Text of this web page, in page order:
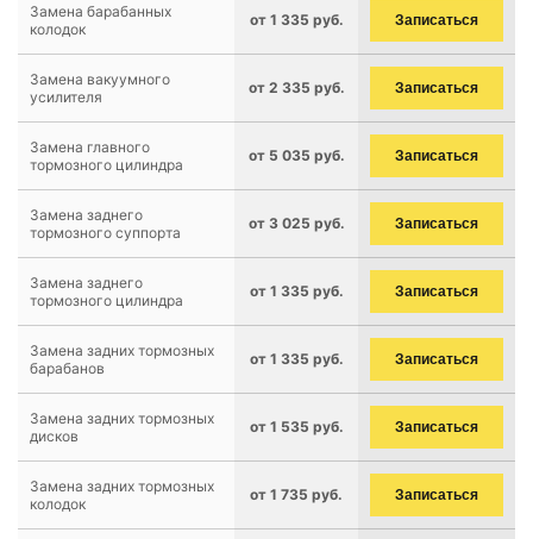
Замена барабанных
колодок
от 1 335 руб. Записаться
Замена вакуумного
усилителя
от 2 335 руб. Записаться
Замена главного
тормозного цилиндра
от 5 035 руб. Записаться
Замена заднего
тормозного суппорта
от 3 025 руб. Записаться
Замена заднего
тормозного цилиндра
от 1 335 руб. Записаться
Замена задних тормозных
барабанов
от 1 335 руб. Записаться
Замена задних тормозных
дисков
от 1 535 руб. Записаться
Замена задних тормозных
колодок
от 1 735 руб. Записаться